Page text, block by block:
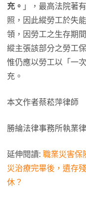
充。 」，最高法院著
照，因此縱勞工於失
領，因勞工之生存期
縱主張該部分之勞工
惟仍應以勞工以「一
充。
本文作者蔡菘萍律師
勝綸法律事務所執業
延伸閱讀: 職業災害保
災治療完畢後，遺存
休？